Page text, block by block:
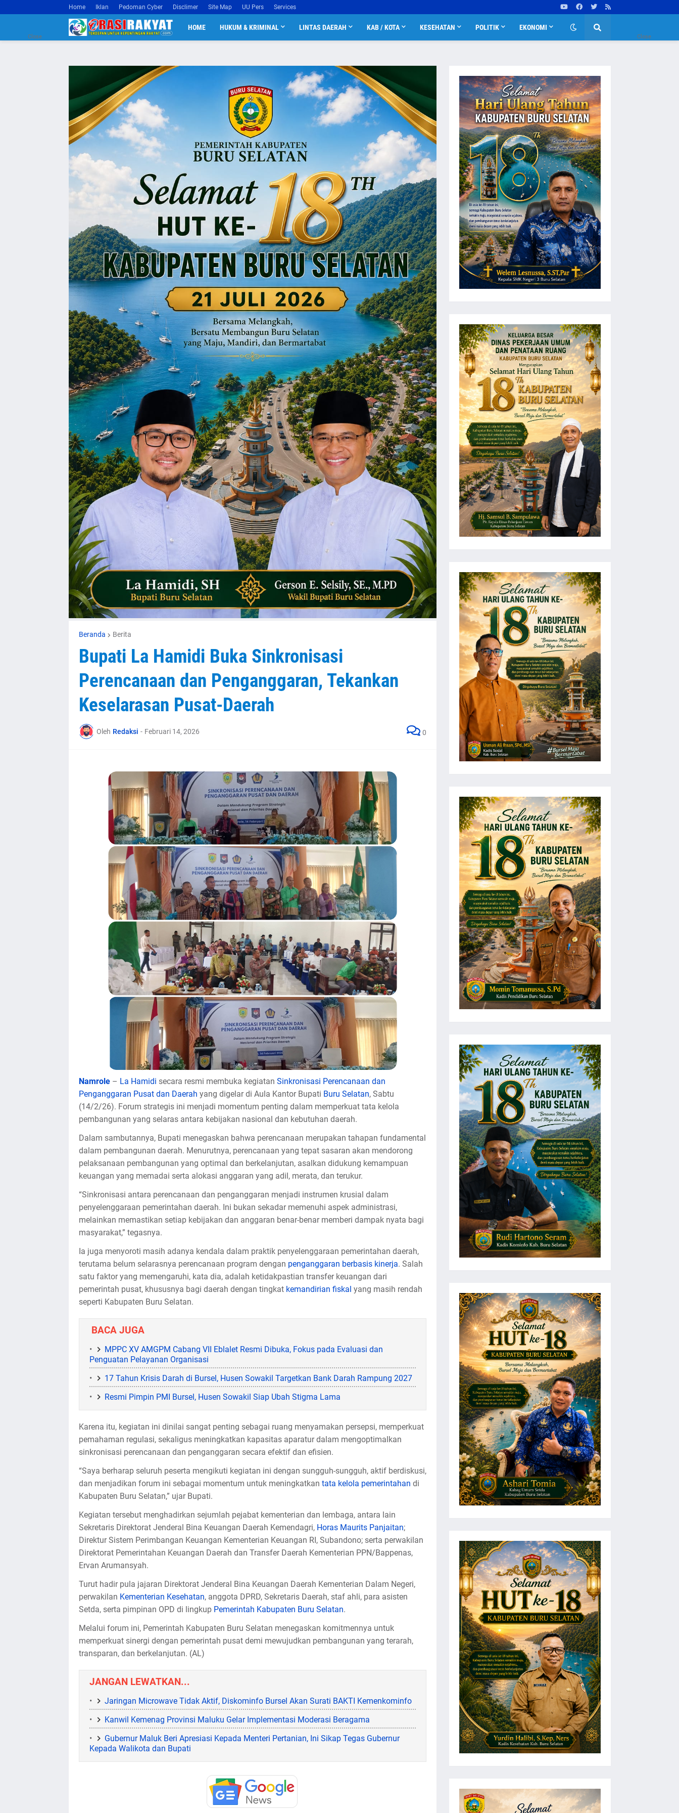
Close Close
Home Iklan Pedoman Cyber Disclimer Site Map UU Pers Services
HOME HUKUM & KRIMINAL LINTAS DAERAH KAB / KOTA KESEHATAN POLITIK EKONOMI
Beranda Berita
Bupati La Hamidi Buka Sinkronisasi
Perencanaan dan Penganggaran, Tekankan
Keselarasan Pusat-Daerah
Oleh Redaksi - Februari 14, 2026 0
Namrole– La Hamidi secara resmi membuka kegiatan Sinkronisasi Perencanaan dan
Penganggaran Pusat dan Daerah yang digelar di Aula Kantor Bupati Buru Selatan, Sabtu
(14/2/26). Forum strategis ini menjadi momentum penting dalam memperkuat tata kelola
pembangunan yang selaras antara kebijakan nasional dan kebutuhan daerah.
Dalam sambutannya, Bupati menegaskan bahwa perencanaan merupakan tahapan fundamental
dalam pembangunan daerah. Menurutnya, perencanaan yang tepat sasaran akan mendorong
pelaksanaan pembangunan yang optimal dan berkelanjutan, asalkan didukung kemampuan
keuangan yang memadai serta alokasi anggaran yang adil, merata, dan terukur.
“Sinkronisasi antara perencanaan dan penganggaran menjadi instrumen krusial dalam
penyelenggaraan pemerintahan daerah. Ini bukan sekadar memenuhi aspek administrasi,
melainkan memastikan setiap kebijakan dan anggaran benar-benar memberi dampak nyata bagi
masyarakat,” tegasnya.
Ia juga menyoroti masih adanya kendala dalam praktik penyelenggaraan pemerintahan daerah,
terutama belum selarasnya perencanaan program dengan penganggaran berbasis kinerja. Salah
satu faktor yang memengaruhi, kata dia, adalah ketidakpastian transfer keuangan dari
pemerintah pusat, khususnya bagi daerah dengan tingkat kemandirian fiskal yang masih rendah
seperti Kabupaten Buru Selatan.
BACA JUGA
MPPC XV AMGPM Cabang VII Eblalet Resmi Dibuka, Fokus pada Evaluasi dan
Penguatan Pelayanan Organisasi
17 Tahun Krisis Darah di Bursel, Husen Sowakil Targetkan Bank Darah Rampung 2027
Resmi Pimpin PMI Bursel, Husen Sowakil Siap Ubah Stigma Lama
Karena itu, kegiatan ini dinilai sangat penting sebagai ruang menyamakan persepsi, memperkuat
pemahaman regulasi, sekaligus meningkatkan kapasitas aparatur dalam mengoptimalkan
sinkronisasi perencanaan dan penganggaran secara efektif dan efisien.
“Saya berharap seluruh peserta mengikuti kegiatan ini dengan sungguh-sungguh, aktif berdiskusi,
dan menjadikan forum ini sebagai momentum untuk meningkatkan tata kelola pemerintahan di
Kabupaten Buru Selatan,” ujar Bupati.
Kegiatan tersebut menghadirkan sejumlah pejabat kementerian dan lembaga, antara lain
Sekretaris Direktorat Jenderal Bina Keuangan Daerah Kemendagri, Horas Maurits Panjaitan;
Direktur Sistem Perimbangan Keuangan Kementerian Keuangan RI, Subandono; serta perwakilan
Direktorat Pemerintahan Keuangan Daerah dan Transfer Daerah Kementerian PPN/Bappenas,
Ervan Arumansyah.
Turut hadir pula jajaran Direktorat Jenderal Bina Keuangan Daerah Kementerian Dalam Negeri,
perwakilan Kementerian Kesehatan, anggota DPRD, Sekretaris Daerah, staf ahli, para asisten
Setda, serta pimpinan OPD di lingkup Pemerintah Kabupaten Buru Selatan.
Melalui forum ini, Pemerintah Kabupaten Buru Selatan menegaskan komitmennya untuk
memperkuat sinergi dengan pemerintah pusat demi mewujudkan pembangunan yang terarah,
transparan, dan berkelanjutan. (AL)
JANGAN LEWATKAN...
Jaringan Microwave Tidak Aktif, Diskominfo Bursel Akan Surati BAKTI Kemenkominfo
Kanwil Kemenag Provinsi Maluku Gelar Implementasi Moderasi Beragama
Gubernur Maluk Beri Apresiasi Kepada Menteri Pertanian, Ini Sikap Tegas Gubernur
Kepada Walikota dan Bupati